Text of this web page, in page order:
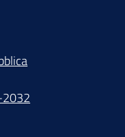
2032